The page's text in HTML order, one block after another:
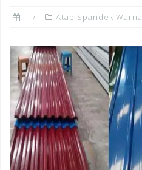
Atap Spandek Warna